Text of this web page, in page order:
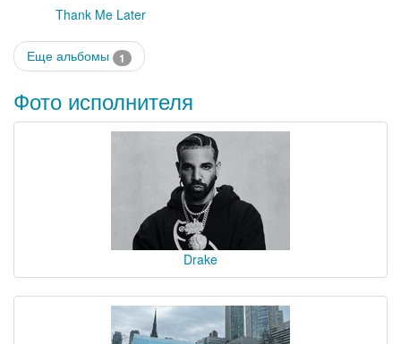
Thank Me Later
Еще альбомы 1
Фото исполнителя
Drake